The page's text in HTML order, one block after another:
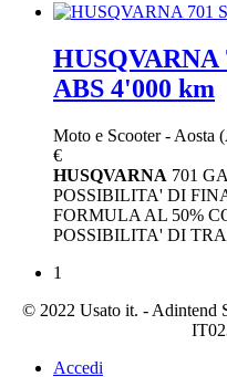
HUSQVARNA
ABS 4'000 km
Moto e Scooter- Aosta
€
HUSQVARNA 701
POSSIBILITA' DI
FORMULA AL 50%
POSSIBILITA' DI
1
© 2022 Usato it. - Adintend
Accedi